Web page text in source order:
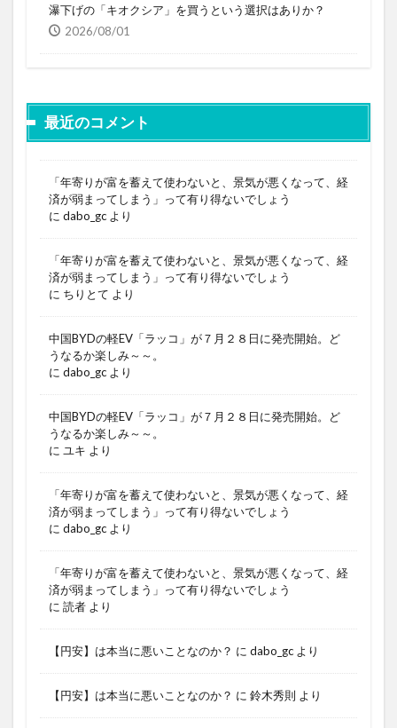
瀑下げの「キオクシア」を買うという選択はありか？
2026/08/01
最近のコメント
「年寄りが富を蓄えて使わないと、景気が悪くなって、経
済が弱まってしまう」って有り得ないでしょう
に dabo_gc より
「年寄りが富を蓄えて使わないと、景気が悪くなって、経
済が弱まってしまう」って有り得ないでしょう
に ちりとて より
中国BYDの軽EV「ラッコ」が７月２８日に発売開始。ど
うなるか楽しみ～～。
に dabo_gc より
中国BYDの軽EV「ラッコ」が７月２８日に発売開始。ど
うなるか楽しみ～～。
に ユキ より
「年寄りが富を蓄えて使わないと、景気が悪くなって、経
済が弱まってしまう」って有り得ないでしょう
に dabo_gc より
「年寄りが富を蓄えて使わないと、景気が悪くなって、経
済が弱まってしまう」って有り得ないでしょう
に 読者 より
【円安】は本当に悪いことなのか？ に dabo_gc より
【円安】は本当に悪いことなのか？ に 鈴木秀則 より